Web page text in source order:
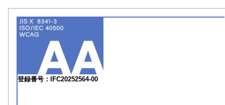
登録番号：IFC20252564-00